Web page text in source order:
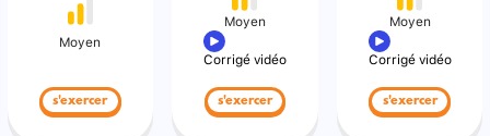
Moyen
s'exercer
Moyen
Corrigé vidéo
s'exercer
Moyen
Corrigé vidéo
s'exercer